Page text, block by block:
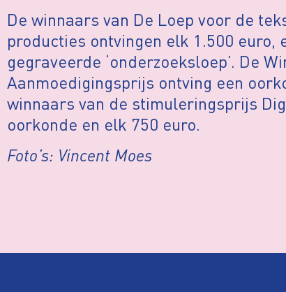
De winnaars van De Loep voor de
producties ontvingen elk 1.500 euro,
gegraveerde ‘onderzoeksloep’. De
Aanmoedigingsprijs ontving een
winnaars van de stimuleringsprijs
oorkonde en elk 750 euro.
Foto’s: Vincent Moes